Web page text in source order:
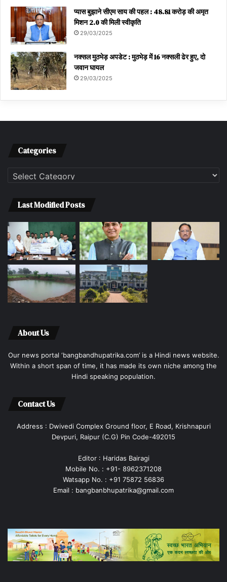
प्यास बुझाने सीएम साय की पहल : 48.81 करोड़ की अमृत
मिशन 2.0 की मिली स्वीकृति
29/03/2025
नक्सल मुठभेड़ अपडेट : मुठभेड़ में 16 नक्सली ढेर हुए, दो
जवान घायल
29/03/2025
Categories
Categories
Last Modified Posts
About Us
Our news portal ‘bangbandhupatrika.com’ is a Hindi news website.
Within a short span of time, it has made its own niche among the
Hindi speaking population.
Contact Us
Address : Dwivedi Complex Ground floor, E Road, Krishnapuri
Devpuri, Raipur (C.G) Pin Code-492015
Editor : Haridas Bairagi
Mobile No. : +91- 8962371208
Watsapp No. : +91 75872 56836
Email : bangbanbhupatrika@gmail.com